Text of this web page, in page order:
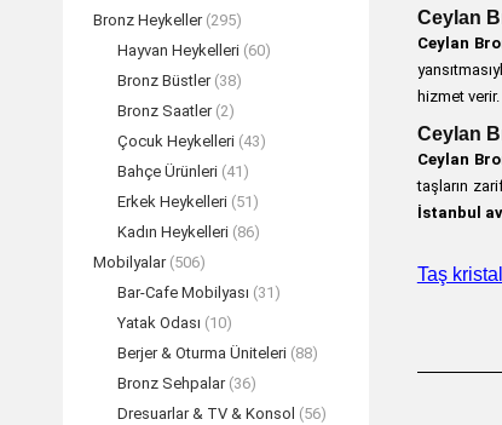
Ceylan
Ceylan
hizmet verir.
Ceylan
Ceylan
taşların
İstanbul
Taş
Bronz Heykeller (295)
Hayvan Heykelleri (60)
Bronz Büstler (38)
Bronz Saatler (2)
Çocuk Heykelleri (43)
Bahçe Ürünleri (41)
Erkek Heykelleri (51)
Kadın Heykelleri (86)
Mobilyalar (506)
Bar-Cafe Mobilyası (31)
Yatak Odası (10)
Berjer & Oturma Üniteleri (88)
Bronz Sehpalar (36)
Dresuarlar & TV & Konsol (56)